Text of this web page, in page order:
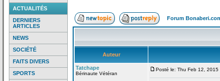
ACTUALITÉS
DERNIERS
ARTICLES
NEWS
SOCIÉTÉ
FAITS DIVERS
SPORTS
Forum
Auteur
Tatchape
Bérinaute Vétéran
Posté le: Thu Feb 12, 2015